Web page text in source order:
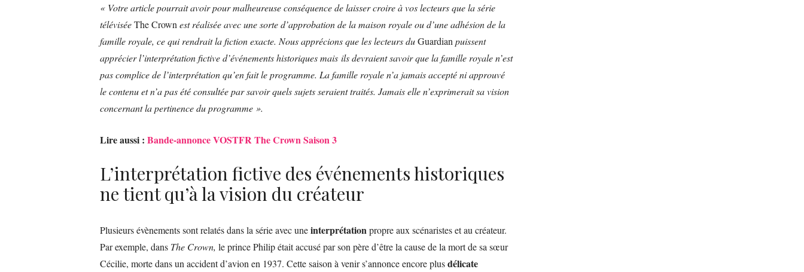
« Votre article pourrait avoir pour malheureuse conséquence de laisser croire à vos lecteurs que la série
téléviséeThe Crown est réalisée avec une sorte d’approbation de la maison royale ou d’une adhésion de la
famille royale, ce qui rendrait la fiction exacte. Nous apprécions que les lecteurs duGuardian puissent
apprécier l’interprétation fictive d’événements historiques mais ils devraient savoir que la famille royale n’est
pas complice de l’interprétation qu’en fait le programme. La famille royale n’a jamais accepté ni approuvé
le contenu et n’a pas été consultée par savoir quels sujets seraient traités. Jamais elle n’exprimerait sa vision
concernant la pertinence du programme ».
Lire aussi : Bande-annonce VOSTFR The Crown Saison 3
L’interprétation fictive des événements historiques
ne tient qu’à la vision du créateur
Plusieurs évènements sont relatés dans la série avec uneinterprétationpropre aux scénaristes et au créateur.
Par exemple, dans The Crown, le prince Philip était accusé par son père d’être la cause de la mort de sa sœur
Cécilie, morte dans un accident d’avion en 1937. Cette saison à venir s’annonce encore plusdélicate